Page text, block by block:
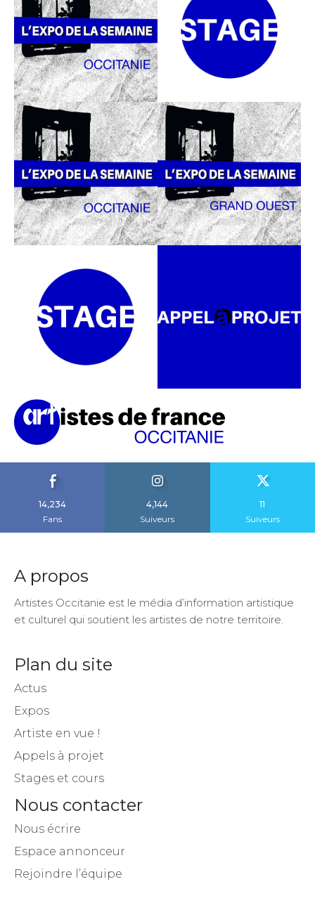
14,234
Fans
4,144
Suiveurs
11
Suiveurs
A propos
Artistes Occitanie est le média d’information artistique
et culturel qui soutient les artistes de notre territoire.
Plan du site
Actus
Expos
Artiste en vue !
Appels à projet
Stages et cours
Nous contacter
Nous écrire
Espace annonceur
Rejoindre l’équipe